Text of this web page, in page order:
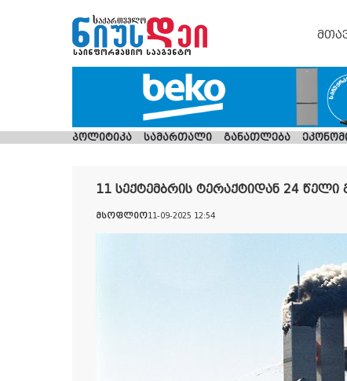
პოლიტიკა სამართალი განათლება
11 სექტემბრის ტერაქტიდან 24 წელი
მსოფლიო11-09-2025 12:54